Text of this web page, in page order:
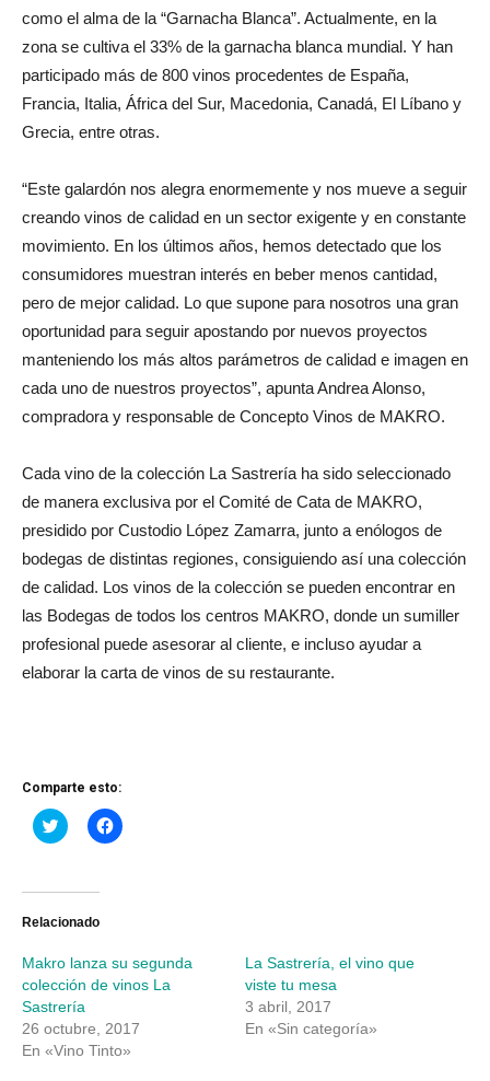
como el alma de la “Garnacha Blanca”. Actualmente, en la
zona se cultiva el 33% de la garnacha blanca mundial. Y han
participado más de 800 vinos procedentes de España,
Francia, Italia, África del Sur, Macedonia, Canadá, El Líbano y
Grecia, entre otras.
“Este galardón nos alegra enormemente y nos mueve a seguir
creando vinos de calidad en un sector exigente y en constante
movimiento. En los últimos años, hemos detectado que los
consumidores muestran interés en beber menos cantidad,
pero de mejor calidad. Lo que supone para nosotros una gran
oportunidad para seguir apostando por nuevos proyectos
manteniendo los más altos parámetros de calidad e imagen en
cada uno de nuestros proyectos”, apunta Andrea Alonso,
compradora y responsable de Concepto Vinos de MAKRO.
Cada vino de la colección La Sastrería ha sido seleccionado
de manera exclusiva por el Comité de Cata de MAKRO,
presidido por Custodio López Zamarra, junto a enólogos de
bodegas de distintas regiones, consiguiendo así una colección
de calidad. Los vinos de la colección se pueden encontrar en
las Bodegas de todos los centros MAKRO, donde un sumiller
profesional puede asesorar al cliente, e incluso ayudar a
elaborar la carta de vinos de su restaurante.
Comparte esto:
Haz
clic
Twitter
abre
ventana
nueva)
Haz
clic
ventana
nueva)
Relacionado
Makro lanza su segunda
colección de vinos La
Sastrería
26 octubre, 2017
En «Vino Tinto»
La Sastrería, el vino que
viste tu mesa
3 abril, 2017
En «Sin categoría»